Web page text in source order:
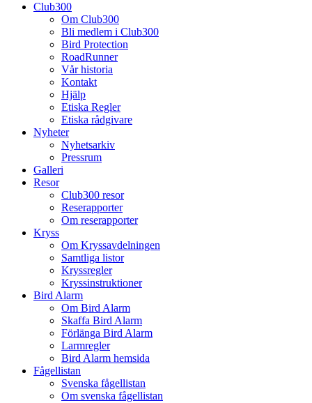
Club300
Om Club300
Bli medlem i Club300
Bird Protection
RoadRunner
Vår historia
Kontakt
Hjälp
Etiska Regler
Etiska rådgivare
Nyheter
Nyhetsarkiv
Pressrum
Galleri
Resor
Club300 resor
Reserapporter
Om reserapporter
Kryss
Om Kryssavdelningen
Samtliga listor
Kryssregler
Kryssinstruktioner
Bird Alarm
Om Bird Alarm
Skaffa Bird Alarm
Förlänga Bird Alarm
Larmregler
Bird Alarm hemsida
Fågellistan
Svenska fågellistan
Om svenska fågellistan